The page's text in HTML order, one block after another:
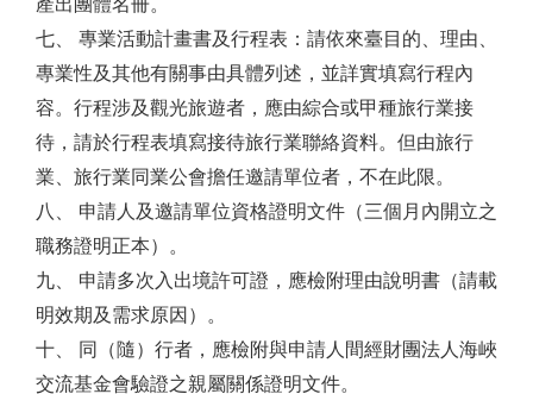
七、 專業活動計畫書及行程表：請依來臺目的、理由、
專業性及其他有關事由具體列述，並詳實填寫行程內
容。行程涉及觀光旅遊者，應由綜合或甲種旅行業接
待，請於行程表填寫接待旅行業聯絡資料。但由旅行
業、旅行業同業公會擔任邀請單位者，不在此限。
八、 申請人及邀請單位資格證明文件（三個月內開立之
職務證明正本）。
九、 申請多次入出境許可證，應檢附理由說明書（請載
明效期及需求原因）。
十、 同（隨）行者，應檢附與申請人間經財團法人海峽
交流基金會驗證之親屬關係證明文件。